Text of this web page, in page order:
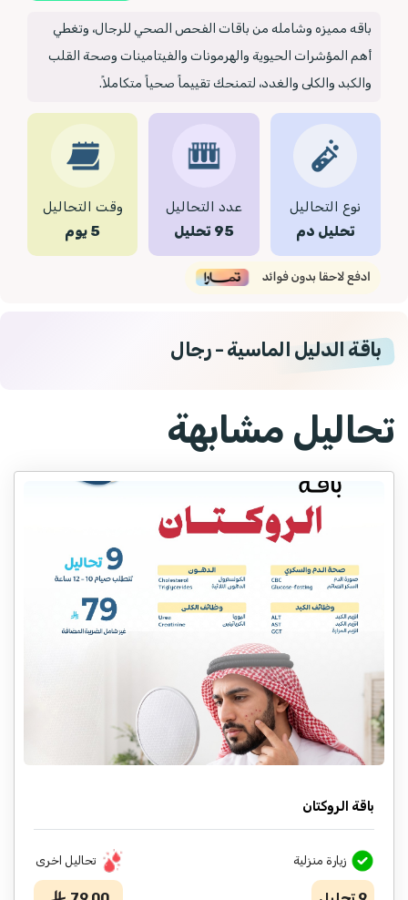
باقه مميزه وشامله من باقات الفحص الصحي للرجال، وتغطي
أهم المؤشرات الحيوية والهرمونات والفيتامينات وصحة القلب
والكبد والكلى والغدد، لتمنحك تقييماً صحياً متكاملاً.
نوع التحاليل
تحليل دم
عدد التحاليل
95 تحليل
وقت التحاليل
5 يوم
باقة الدليل الماسية - رجال
تحاليل مشابهة
باقة الروكتان
زيارة منزلية تحاليل اخرى